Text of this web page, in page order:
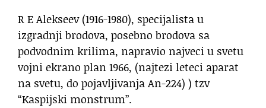
R E Alekseev (1916-1980), specijalista u
izgradnji brodova, posebno brodova sa
podvodnim krilima, napravio najveci u svetu
vojni ekrano plan 1966, (najtezi leteci aparat
na svetu, do pojavljivanja An-224) ) tzv
“Kaspijski monstrum”.